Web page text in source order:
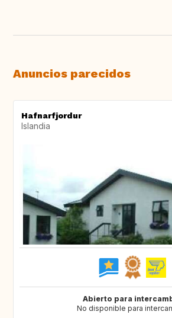
Anuncios parecidos
Hafnarfjordur
Islandia
Abierto para
No disponible para